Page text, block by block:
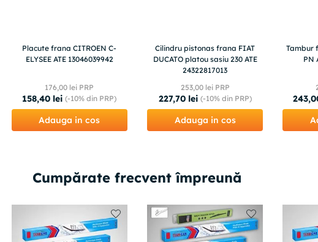
Placute frana CITROEN C-
ELYSEE ATE 13046039942
176,00 lei PRP
158,40 lei (-10% din PRP)
Adauga in cos
Cilindru pistonas frana FIAT
DUCATO platou sasiu 230 ATE
24322817013
253,00lei PRP
227,70 lei (-10%din PRP)
Adauga in cos
Tambur
PN
243,
Cumpărate frecvent împreună